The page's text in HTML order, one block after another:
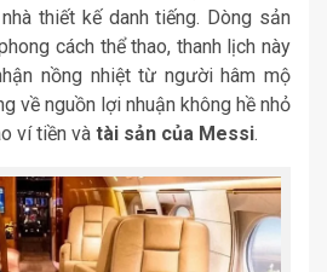
thiết kế danh tiếng. Dòng sản
cách thể thao, thanh lịch này
nồng nhiệt từ người hâm mộ
về nguồn lợi nhuận không hề nhỏ
ví tiền và tài sản của Messi.